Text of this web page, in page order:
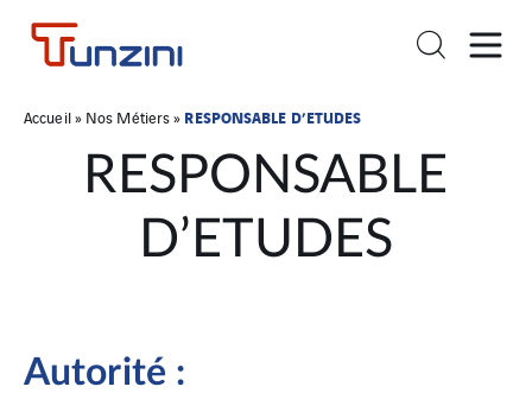
Accueil» Nos Métiers» RESPONSABLE D’ETUDES
RESPONSABLE
D’ETUDES
Autorité :